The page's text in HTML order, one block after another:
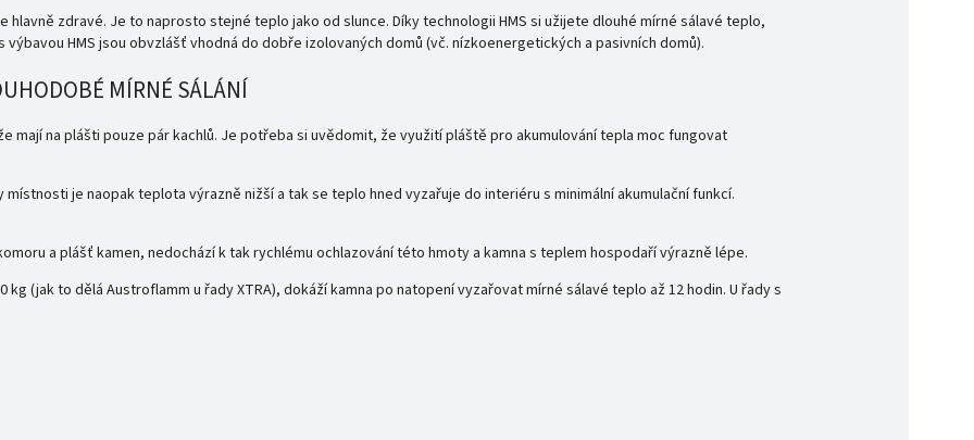
hlavně zdravé. Je to naprosto stejné teplo jako od slunce. Díky technologii HMS si užijete dlouhé mírné sálavé teplo,
HMS jsou obvzlášť vhodná do dobře izolovaných domů (vč. nízkoenergetických a pasivních domů).
MÍRNÉ SÁLÁNÍ
mají na plášti pouze pár kachlů. Je potřeba si uvědomit, že využití pláště pro akumulování tepla moc fungovat
je naopak teplota výrazně nižší a tak se teplo hned vyzařuje do interiéru s minimální akumulačnífunkcí.
a plášť kamen, nedochází k tak rychlému ochlazování této hmoty a kamna s teplem hospodaří výrazně lépe.
(jak to dělá Austroflamm u řady XTRA), dokáží kamna po natopení vyzařovat mírné sálavé teplo až 12 hodin. U řady s